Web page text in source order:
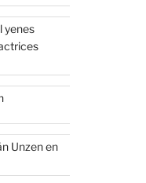
yenes
Unzen en